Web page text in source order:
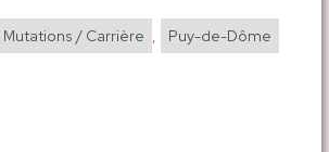
Mutations / Carrière , Puy-de-Dôme